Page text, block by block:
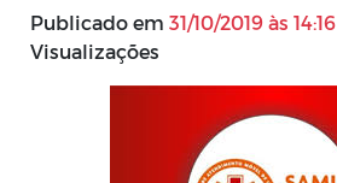
Publicado em 31/10/2019 às 14:16
Visualizações